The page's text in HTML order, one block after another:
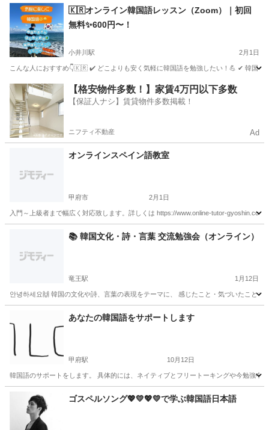
山梨 北杜市 長坂駅 フランス語
🇰🇷オンライン韓国語レッスン（Zoom）｜初回
無料✨600円〜！
小井川駅 2月1日
こんな人におすすめ👇🇰🇷 ✔️ どこよりも安く気軽に韓国語を勉強したい！💪 ✔ 韓国ド
山梨 中央市 小井川駅 韓国語 レッスン
【格安物件多数！】家賃4万円以下多数
【保証人ナシ】賃貸物件多数掲載！
ニフティ不動産 Ad
オンラインスペイン語教室
甲府市 2月1日
入門～上級者まで幅広く対応致します。詳しくは https://www.online-tutor-gyoshin.com
スペイン語 オンライン
📚 韓国文化・詩・言葉 交流勉強会（オンライン）
竜王駅 1月12日
안녕하세요🙌 韓国の文化や詩、言葉の表現をテーマに、 感じたこと・気づいたこと
竜王駅 韓国語 オンライン
あなたの韓国語をサポートします
甲府駅 10月12日
韓国語のサポートをします。 具体的には、ネイティブとフリートーキングや今勉強
甲府駅 韓国語 山梨 笛吹市 韓国語
無料
ゴスペルソング💖💛💖💛で学ぶ韓国語日本語